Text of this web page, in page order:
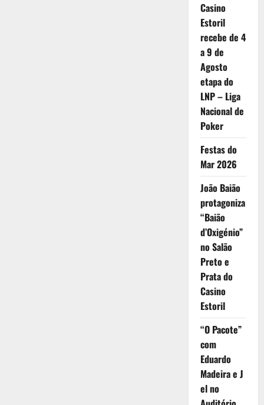
Casino
Estoril
recebe de 4
a 9 de
Agosto
etapa do
LNP – Liga
Nacional de
Poker
Festas do
Mar 2026
João Baião
protagoniza
“Baião
d’Oxigénio”
no Salão
Preto e
Prata do
Casino
Estoril
“O Pacote”
com
Eduardo
Madeira e J
el no